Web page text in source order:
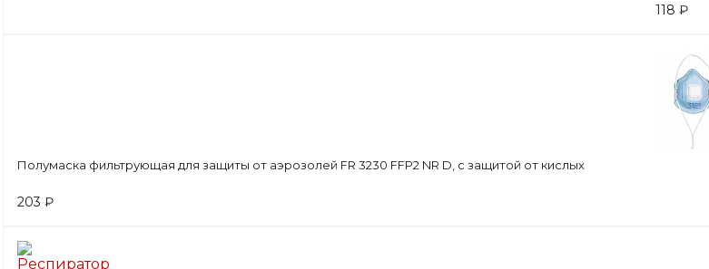
118 ₽
Полумаска фильтрующая для защиты от аэрозолей FR 3230 FFP2 NR D, с защитой от кислых
203 ₽